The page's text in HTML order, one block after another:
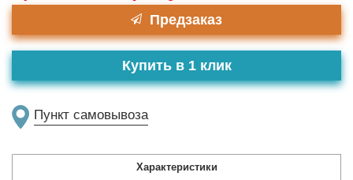
Предзаказ
Пункт самовывоза
Купить в 1 клик
Характеристики